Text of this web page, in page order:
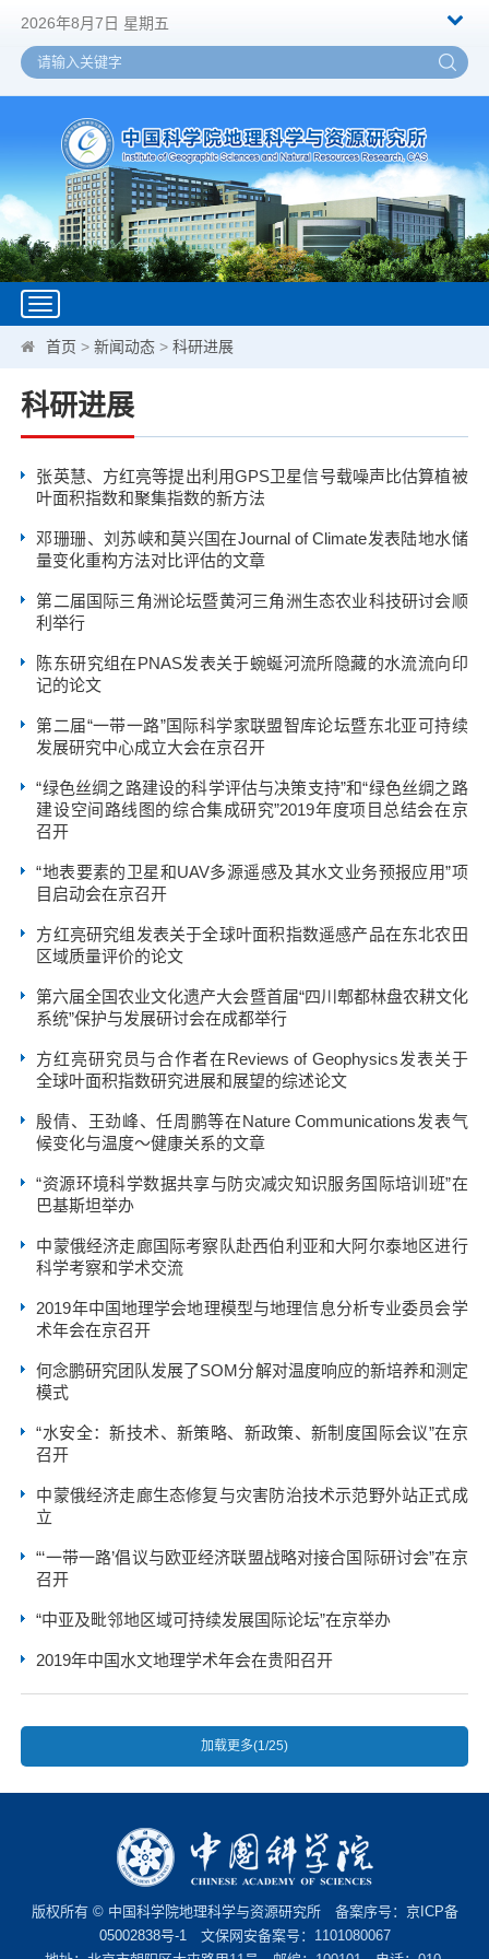
2026年8月7日 星期五
Toggle
navigation
首页 >新闻动态 >科研进展
科研进展
张英慧、方红亮等提出利用GPS卫星信号载噪声比估算植被
叶面积指数和聚集指数的新方法
邓珊珊、刘苏峡和莫兴国在Journal of Climate发表陆地水储
量变化重构方法对比评估的文章
第二届国际三角洲论坛暨黄河三角洲生态农业科技研讨会顺
利举行
陈东研究组在PNAS发表关于蜿蜒河流所隐藏的水流流向印
记的论文
第二届“一带一路”国际科学家联盟智库论坛暨东北亚可持续
发展研究中心成立大会在京召开
“绿色丝绸之路建设的科学评估与决策支持”和“绿色丝绸之路
建设空间路线图的综合集成研究”2019年度项目总结会在京
召开
“地表要素的卫星和UAV多源遥感及其水文业务预报应用”项
目启动会在京召开
方红亮研究组发表关于全球叶面积指数遥感产品在东北农田
区域质量评价的论文
第六届全国农业文化遗产大会暨首届“四川郫都林盘农耕文化
系统”保护与发展研讨会在成都举行
方红亮研究员与合作者在Reviews of Geophysics发表关于
全球叶面积指数研究进展和展望的综述论文
殷倩、王劲峰、任周鹏等在Nature Communications发表气
候变化与温度～健康关系的文章
“资源环境科学数据共享与防灾减灾知识服务国际培训班”在
巴基斯坦举办
中蒙俄经济走廊国际考察队赴西伯利亚和大阿尔泰地区进行
科学考察和学术交流
2019年中国地理学会地理模型与地理信息分析专业委员会学
术年会在京召开
何念鹏研究团队发展了SOM分解对温度响应的新培养和测定
模式
“水安全：新技术、新策略、新政策、新制度国际会议”在京
召开
中蒙俄经济走廊生态修复与灾害防治技术示范野外站正式成
立
“‘一带一路’倡议与欧亚经济联盟战略对接合国际研讨会”在京
召开
“中亚及毗邻地区域可持续发展国际论坛”在京举办
2019年中国水文地理学术年会在贵阳召开
加载更多(1/25)
版权所有 © 中国科学院地理科学与资源研究所 备案序号： 京ICP备
05002838号-1文保网安备案号：1101080067